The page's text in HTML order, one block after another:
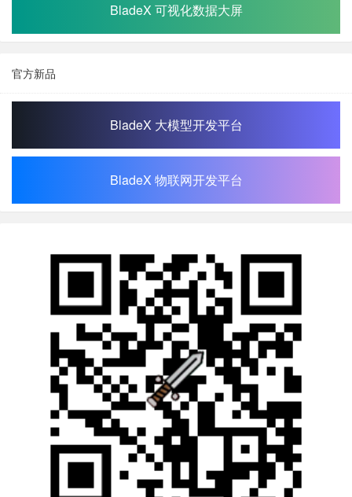
BladeX 可视化数据大屏
官方新品
BladeX 大模型开发平台
BladeX 物联网开发平台